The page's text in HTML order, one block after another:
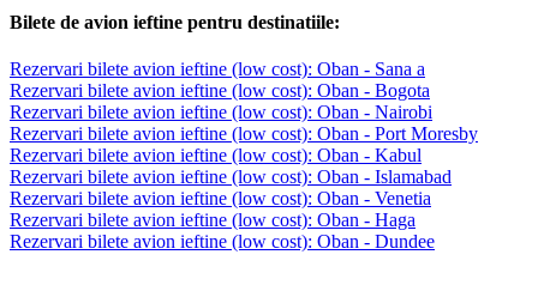
Bilete de avion ieftine pentru destinatiile:
Rezervari bilete avion ieftine (low cost): Oban - Sana a
Rezervari bilete avion ieftine (low cost): Oban - Bogota
Rezervari bilete avion ieftine (low cost): Oban - Nairobi
Rezervari bilete avion ieftine (low cost): Oban - Port Moresby
Rezervari bilete avion ieftine (low cost): Oban - Kabul
Rezervari bilete avion ieftine (low cost): Oban - Islamabad
Rezervari bilete avion ieftine (low cost): Oban - Venetia
Rezervari bilete avion ieftine (low cost): Oban - Haga
Rezervari bilete avion ieftine (low cost): Oban - Dundee